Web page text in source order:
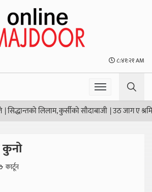
८:४१:२१ AM
लिलाम, कुर्सीको सौदाबाजी |उठ जाग ए श्रमिक
कुनो
कार्टून